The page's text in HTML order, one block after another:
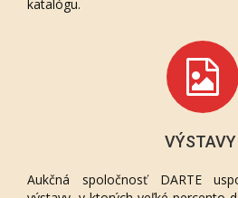
katalógu.
VÝSTAVY
Aukčná spoločnosť DARTE